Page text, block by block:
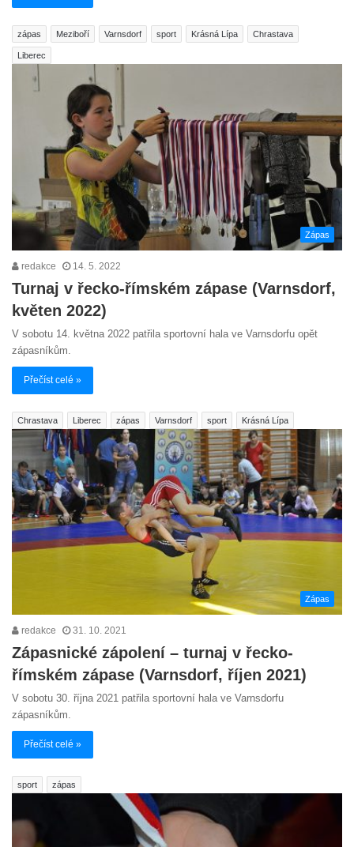
zápas Meziboří Varnsdorf sport Krásná Lípa Chrastava
Liberec
Zápas
redakce 14. 5. 2022
Turnaj v řecko-římském zápase (Varnsdorf,
květen 2022)
V sobotu 14. května 2022 patřila sportovní hala ve Varnsdorfu opět
zápasníkům.
Přečíst celé »
Chrastava Liberec zápas Varnsdorf sport Krásná Lípa
Zápas
redakce 31. 10. 2021
Zápasnické zápolení – turnaj v řecko-
římském zápase (Varnsdorf, říjen 2021)
V sobotu 30. října 2021 patřila sportovní hala ve Varnsdorfu
zápasníkům.
Přečíst celé »
sport zápas